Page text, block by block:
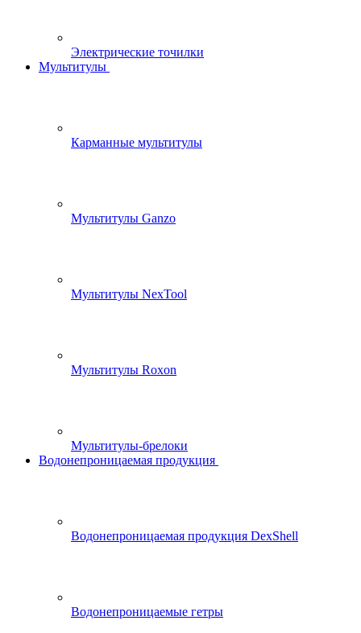
Электрические точилки
Мультитулы
Карманные мультитулы
Мультитулы Ganzo
Мультитулы NexTool
Мультитулы Roxon
Мультитулы-брелоки
Водонепроницаемая продукция
Водонепроницаемая продукция DexShell
Водонепроницаемые гетры